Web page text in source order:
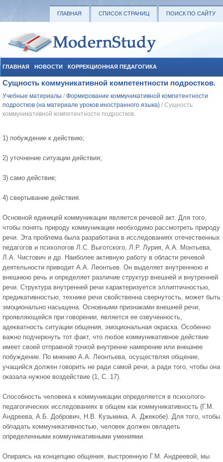
ГЛАВНАЯ СПИСОК СТРАНИЦ ПОИСК ПО САЙТУ
ГЛАВНАЯ НОВОСТИ КОРРЕКЦИОННАЯ ПЕДАГОГИКА
СОЦИАЛЬНАЯ ПЕДАГОГИКА УЧЕБНЫЕ МАТЕРИАЛЫ
Сущность коммуникативной компетентности подростков.
Учебные материалы / Формирование коммуникативной компетентности
подростков (на материале уроков иностранного языка) / Сущность
коммуникативной компетентности подростков.
1) побуждение к действию;
2) уточнение ситуации действия;
3) само действие;
4) свертывание действия.
Основной единицей коммуникации является речевой акт. Для того,
чтобы понять природу коммуникации необходимо рассмотреть природу
речи. Эта проблема была разработана в исследованиях отечественных
педагогов и психологов Л.С. Выготского, Л.Р. Лурия, А.А. Монтьева,
Л.А. Чистович и др. Наиболее активную работу в области речевой
деятельности приводит А.А. Леонтьев. Он выделяет внутреннюю и
внешнюю речь и определяет различие структур внешней и внутренней
речи. Структура внутренней речи характеризуется эллиптичностью,
предикативностью, технике речи свойственна свернутость, может быть
эмоционально насыщена. Основными признаками внешней речи,
проявляющейся при говорении, является ее озвученность,
адекватность ситуации общения, эмоциональная окраска. Особенно
важно подчеркнуть тот факт, что любое коммуникативное действие
имеет своей отправной точкой внутренне намерение или внешнее
побуждение. По мнению А.А. Леонтьева, осуществляя общение,
учащийся должен говорить не ради самой речи, а ради того, чтобы она
оказала нужное воздействие (1, С. 17).
Способность человека к коммуникации определяется в психолого-
педагогических исследованиях в общем как коммуникативность (Г.М.
Андреева, А.Б. Добрович, Н.В. Кузьмина, А. Джекобе). Для того, чтобы
обладать коммуникативностью, человек должен овладеть
определенными коммуникативными умениями.
Опираясь на концепцию общения, выстроенную Г.М. Андреевой, мы